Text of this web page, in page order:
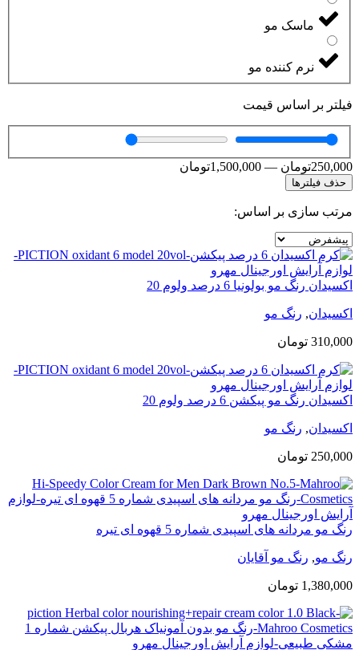
ماسک مو
نرم کننده مو
فیلتر بر اساس قیمت
250,000تومان —
1,500,000تومان
حذف فیلترها
مرتب سازی بر اساس:
اکسیدان رنگ مو بولونیا 6 درصد ولوم 20
اکسیدان, رنگ مو
310,000 تومان
اکسیدان رنگ مو پیکشن 6 درصد ولوم 20
اکسیدان, رنگ مو
250,000 تومان
رنگ مو مردانه های اسپیدی شماره 5 قهوه ای تیره
رنگ مو, رنگ مو آقایان
1,380,000 تومان